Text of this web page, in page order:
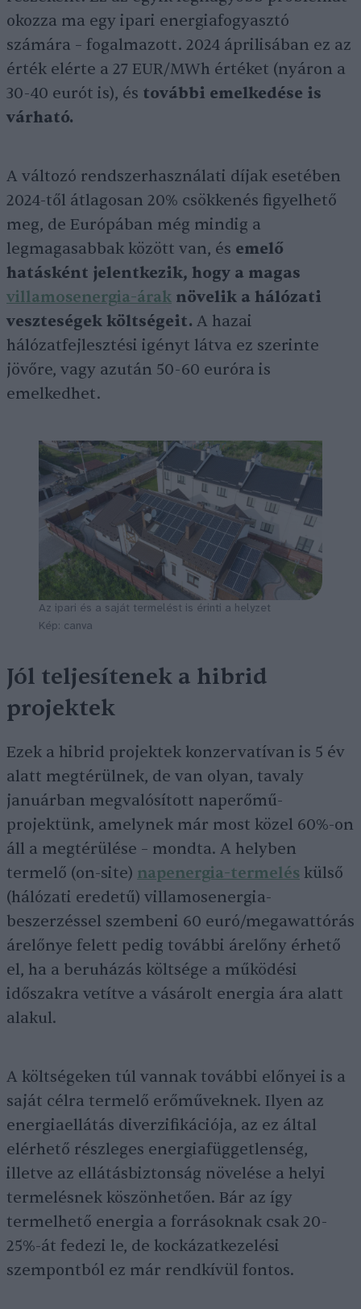
okozza ma egy ipari energiafogyasztó
számára – fogalmazott. 2024 áprilisában ez az
érték elérte a 27 EUR/MWh értéket (nyáron a
30-40 eurót is), és további emelkedése is
várható.
A változó rendszerhasználati díjak esetében
2024-től átlagosan 20% csökkenés figyelhető
meg, de Európában még mindig a
legmagasabbak között van, és emelő
hatásként jelentkezik, hogy a magas
villamosenergia-árak növelik a hálózati
veszteségek költségeit. A hazai
hálózatfejlesztési igényt látva ez szerinte
jövőre, vagy azután 50-60 euróra is
emelkedhet.
Az ipari és a saját termelést is érinti a helyzet
Kép: canva
Jól teljesítenek a hibrid
projektek
Ezek a hibrid projektek konzervatívan is 5 év
alatt megtérülnek, de van olyan, tavaly
januárban megvalósított naperőmű-
projektünk, amelynek már most közel 60%-on
áll a megtérülése – mondta. A helyben
termelő (on-site) napenergia-termelés külső
(hálózati eredetű) villamosenergia-
beszerzéssel szembeni 60 euró/megawattórás
árelőnye felett pedig további árelőny érhető
el, ha a beruházás költsége a működési
időszakra vetítve a vásárolt energia ára alatt
alakul.
A költségeken túl vannak további előnyei is a
saját célra termelő erőműveknek. Ilyen az
energiaellátás diverzifikációja, az ez által
elérhető részleges energiafüggetlenség,
illetve az ellátásbiztonság növelése a helyi
termelésnek köszönhetően. Bár az így
termelhető energia a forrásoknak csak 20-
25%-át fedezi le, de kockázatkezelési
szempontból ez már rendkívül fontos.